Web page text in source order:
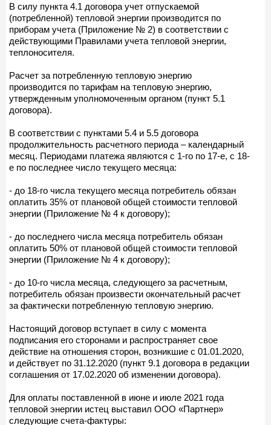
В силу пункта 4.1 договора учет отпускаемой
(потребленной) тепловой энергии производится по
приборам учета (Приложение № 2) в соответствии с
действующими Правилами учета тепловой энергии,
теплоносителя.
Расчет за потребленную тепловую энергию
производится по тарифам на тепловую энергию,
утвержденным уполномоченным органом (пункт 5.1
договора).
В соответствии с пунктами 5.4 и 5.5 договора
продолжительность расчетного периода – календарный
месяц. Периодами платежа являются с 1-го по 17-е, с 18-
е по последнее число текущего месяца:
- до 18-го числа текущего месяца потребитель обязан
оплатить 35% от плановой общей стоимости тепловой
энергии (Приложение № 4 к договору);
- до последнего числа месяца потребитель обязан
оплатить 50% от плановой общей стоимости тепловой
энергии (Приложение № 4 к договору);
- до 10-го числа месяца, следующего за расчетным,
потребитель обязан произвести окончательный расчет
за фактически потребленную тепловую энергию.
Настоящий договор вступает в силу с момента
подписания его сторонами и распространяет свое
действие на отношения сторон, возникшие с 01.01.2020,
и действует по 31.12.2020 (пункт 9.1 договора в редакции
соглашения от 17.02.2020 об изменении договора).
Для оплаты поставленной в июне и июле 2021 года
тепловой энергии истец выставил ООО «Партнер»
следующие счета-фактуры: